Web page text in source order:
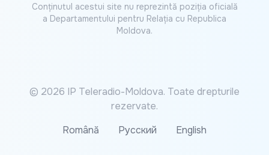
Conținutul acestui site nu reprezintă poziția oficială
a Departamentului pentru Relația cu Republica
Moldova.
© 2026 IP Teleradio-Moldova. Toate drepturile
rezervate.
Română
Русский English